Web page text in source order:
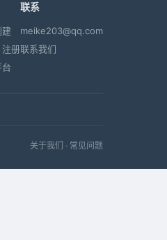
建
册
联系
meike203@qq.com
联系我们
关于我们 · 常见问题